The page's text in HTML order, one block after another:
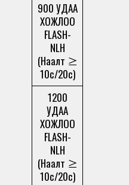
900 УДАА
ХОЖЛОО
FLASH-
NLH
(Наалт ≥
10c/20c)
1200
УДАА
ХОЖЛОО
FLASH-
NLH
(Наалт ≥
10c/20c)